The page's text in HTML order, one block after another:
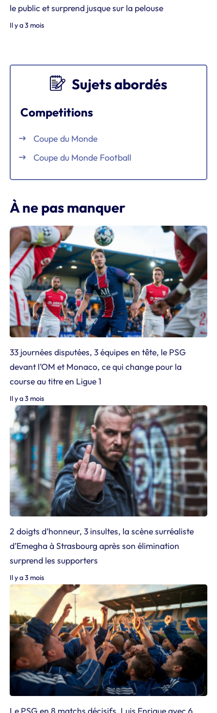
le public et surprend jusque sur la pelouse
Il y a 3 mois
Sujets abordés
Competitions
Coupe du Monde
Coupe du Monde Football
À ne pas manquer
33 journées disputées, 3 équipes en tête, le PSG
devant l’OM et Monaco, ce qui change pour la
course au titre en Ligue 1
Il y a 3 mois
2 doigts d’honneur, 3 insultes, la scène surréaliste
d’Emegha à Strasbourg après son élimination
surprend les supporters
Il y a 3 mois
Le PSG en 8 matchs décisifs, Luis Enrique avec 6